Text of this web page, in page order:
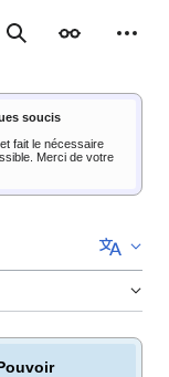
RechercherApparence
soucis
fait le nécessaire
Merci de votre